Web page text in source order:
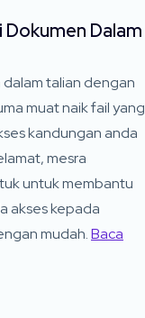
Dokumen Dalam
talian dengan
muat naik fail yang
kandungan anda
mesra
untuk membantu
akses kepada
mudah.Baca